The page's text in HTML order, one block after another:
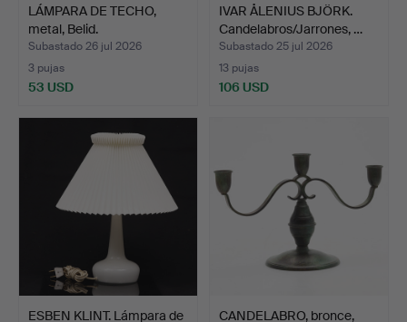
LÁMPARA DE TECHO,
metal, Belid.
Subastado 26 jul 2026
3 pujas
53 USD
IVAR ÅLENIUS BJÖRK.
Candelabros/Jarrones, …
Subastado 25 jul 2026
13 pujas
106 USD
ESBEN KLINT. Lámpara de
CANDELABRO, bronce,